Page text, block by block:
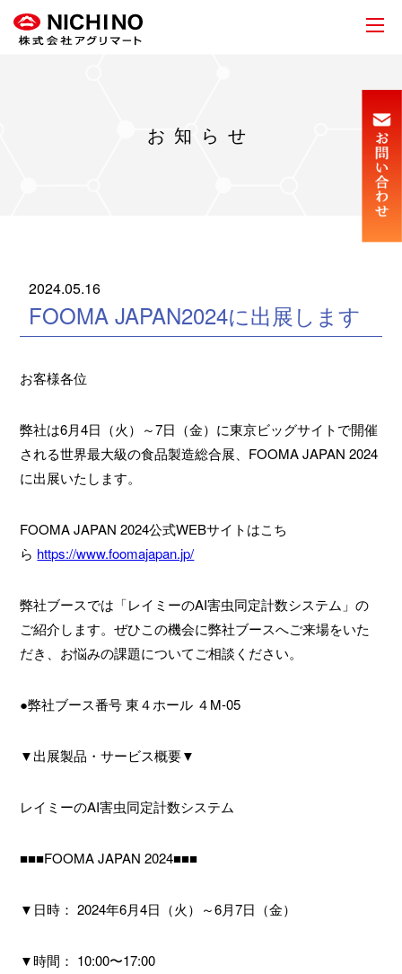
お知らせ
2024.05.16
FOOMA JAPAN2024に出展します
お客様各位
弊社は6月4日（火）～7日（金）に東京ビッグサイトで開催
される世界最大級の食品製造総合展、FOOMA JAPAN 2024
に出展いたします。
FOOMA JAPAN 2024公式WEBサイトはこち
ら https://www.foomajapan.jp/
弊社ブースでは「レイミーのAI害虫同定計数システム」の
ご紹介します。ぜひこの機会に弊社ブースへご来場をいた
だき、お悩みの課題についてご相談ください。
●弊社ブース番号 東４ホール ４M-05
▼出展製品・サービス概要▼
レイミーのAI害虫同定計数システム
■■■FOOMA JAPAN 2024■■■
▼日時： 2024年6月4日（火）～6月7日（金）
▼時間： 10:00〜17:00